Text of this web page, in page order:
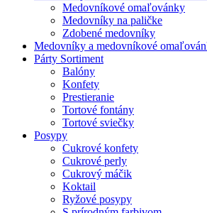
Medovníkové omaľovánky
Medovníky na paličke
Zdobené medovníky
Medovníky a medovníkové
Párty Sortiment
Balóny
Konfety
Prestieranie
Tortové fontány
Tortové sviečky
Posypy
Cukrové konfety
Cukrové perly
Cukrový máčik
Koktail
Ryžové posypy